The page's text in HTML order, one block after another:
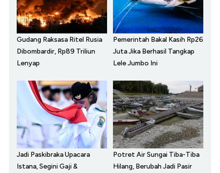
Gudang Raksasa Ritel Rusia
Dibombardir, Rp89 Triliun
Lenyap
Pemerintah Bakal Kasih Rp26
Juta Jika Berhasil Tangkap
Lele Jumbo Ini
Jadi Paskibraka Upacara
Istana, Segini Gaji &
Potret Air Sungai Tiba-Tiba
Hilang, Berubah Jadi Pasir